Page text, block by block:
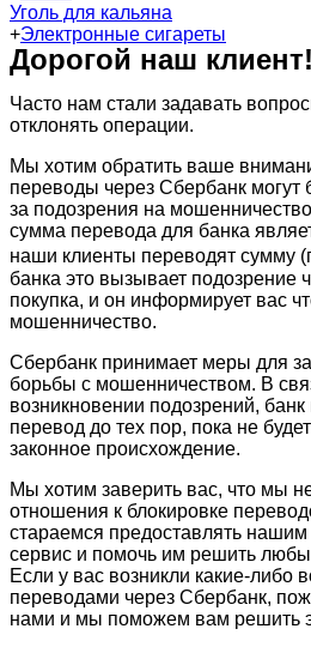
Уголь для кальяна
+Электронные сигареты
Дорогой наш клиент!
Часто нам стали задавать
отклонять операции.
Мы хотим обратить ваше
переводы через Сбербанк могут
за подозрения на
сумма перевода для банка
наши клиенты переводят сумму
банка это вызывает подозрение
покупка, и он информирует вас
мошенничество.
Сбербанк принимает меры для
борьбы с мошенничеством. В
возникновении подозрений,
перевод до тех пор, пока не
законное происхождение.
Мы хотим заверить вас, что мы
отношения к блокировке
стараемся предоставлять
сервис и помочь им решить
Если у вас возникли какие-либо
переводами через Сбербанк,
нами и мы поможем вам решить